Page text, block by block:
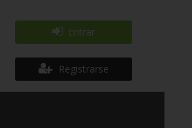
Entrar
Registrarse